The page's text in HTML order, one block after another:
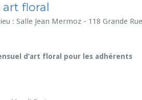
art floral
: Salle Jean Mermoz - 118 Grande
d’art floral pour les adhérents